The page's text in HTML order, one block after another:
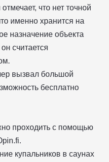
что нет точной
именно хранится на
назначение объекта
считается
вызвал большой
бесплатно
проходить с помощью
купальников в саунах